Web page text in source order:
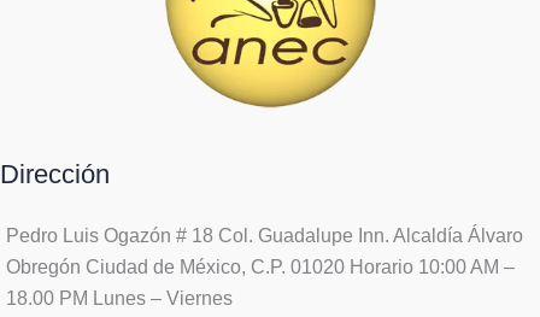
Dirección
Pedro Luis Ogazón # 18 Col. Guadalupe Inn. Alcaldía Álvaro
Obregón Ciudad de México, C.P. 01020 Horario 10:00 AM –
18.00 PM Lunes – Viernes